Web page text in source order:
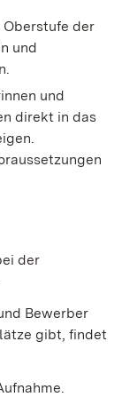
Oberstufe der
und
und
direkt in das
der
Bewerber
gibt, findet